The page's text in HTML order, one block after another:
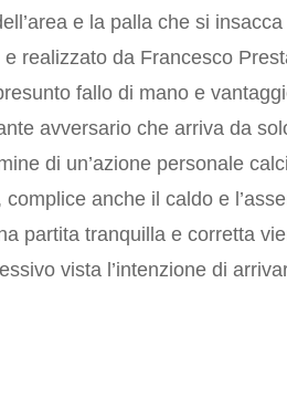
e la palla che si
realizzato da Francesco
fallo di mano e
avversario che arriva da
di un’azione personale
anche il caldo e
partita tranquilla e corretta
vista l’intenzione di